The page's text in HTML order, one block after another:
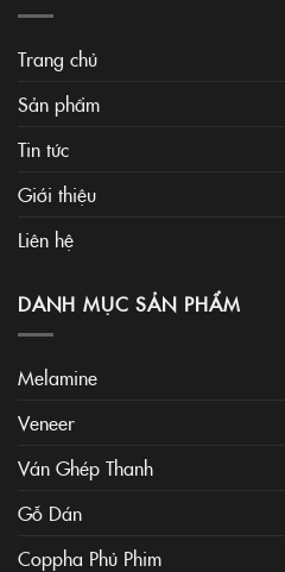
Trang chủ
Sản phẩm
Tin tức
Giới thiệu
Liên hệ
DANH MỤC SẢN PHẨM
Melamine
Veneer
Ván Ghép Thanh
Gỗ Dán
Coppha Phủ Phim